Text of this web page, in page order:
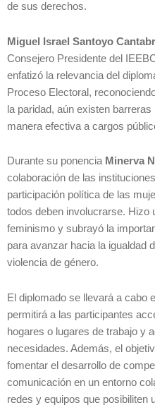
de sus derechos.
Miguel Israel Santoyo
Consejero Presidente del
enfatizó la relevancia del
Proceso Electoral,
la paridad, aún existen
manera efectiva a cargos
Durante su ponencia Minerva
colaboración de las
participación política de las
todos deben involucrarse. Hizo
feminismo y subrayó la
para avanzar hacia la igualdad
violencia de género.
El diplomado se llevará a cabo
permitirá a las participantes
hogares o lugares de trabajo y
necesidades. Además, el
fomentar el desarrollo de
comunicación en un entorno
redes y equipos que posibiliten